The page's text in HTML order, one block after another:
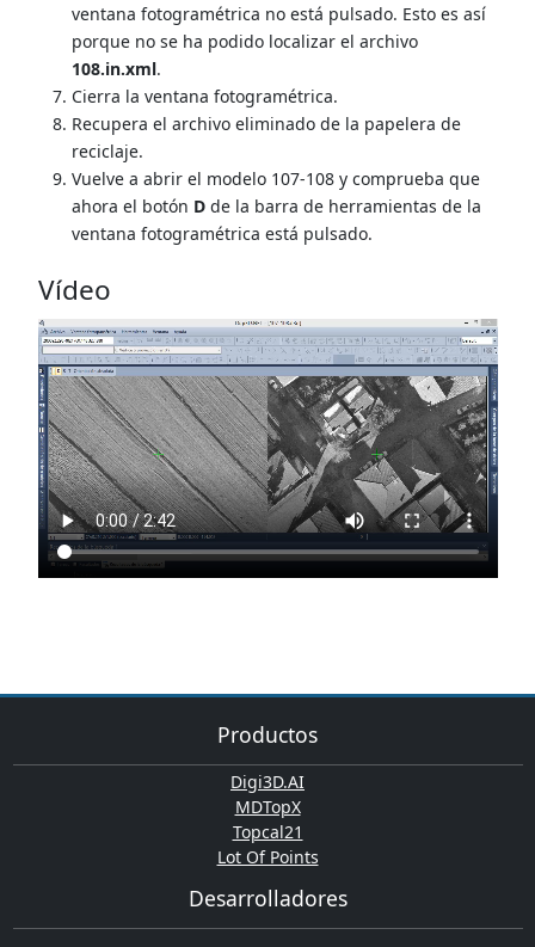
ventana fotogramétrica no está pulsado. Esto es así
porque no se ha podido localizar el archivo
108.in.xml.
Cierra la ventana fotogramétrica.
Recupera el archivo eliminado de la papelera de
reciclaje.
Vuelve a abrir el modelo 107-108 y comprueba que
ahora el botón Dde la barra de herramientas de la
ventana fotogramétrica está pulsado.
Vídeo
Productos
Digi3D.AI
MDTopX
Topcal21
Lot Of Points
Desarrolladores